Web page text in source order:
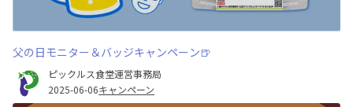
父の日モニター＆バッジキャンペーン🍺
ピックルス食堂運営事務局
2025-06-06キャンペーン